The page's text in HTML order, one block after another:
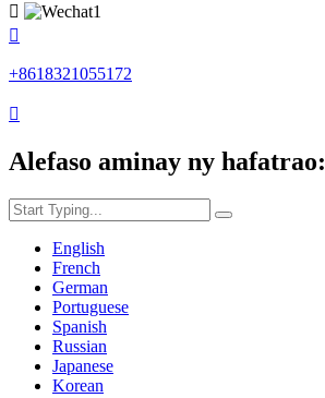


+8618321055172

Alefaso aminay ny hafatrao:
English
French
German
Portuguese
Spanish
Russian
Japanese
Korean